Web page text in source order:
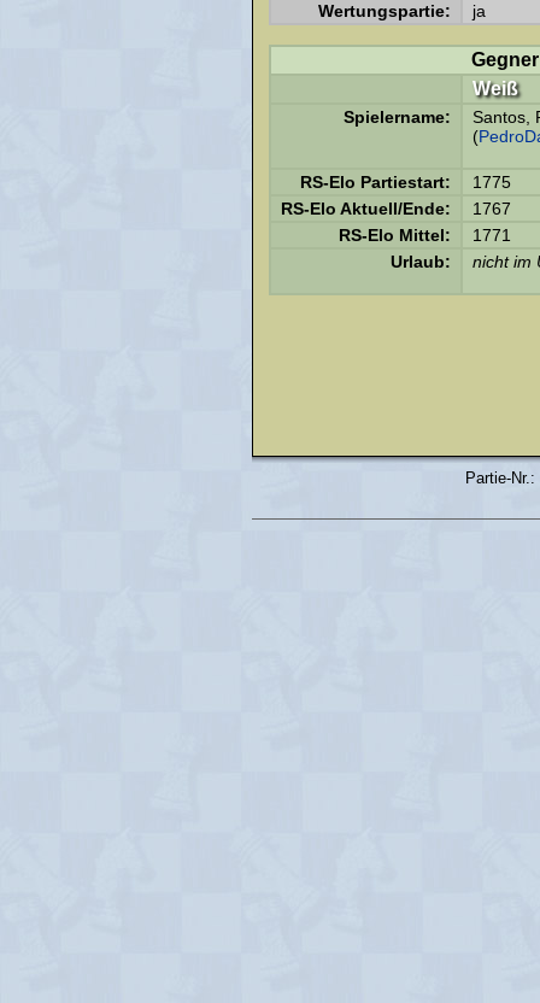
Wertungspartie: ja
Gegner
Weiß
Spielername:
Santos,
(
RS-Elo Partiestart:
1775
RS-Elo Aktuell/Ende:
1767
RS-Elo Mittel:
1771
Urlaub:
nicht im
Partie-Nr.: